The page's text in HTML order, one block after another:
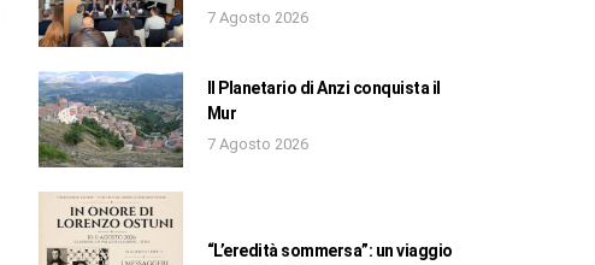
7 Agosto 2026
Il Planetario di Anzi conquista il
Mur
7 Agosto 2026
“L’eredità sommersa”: un viaggio